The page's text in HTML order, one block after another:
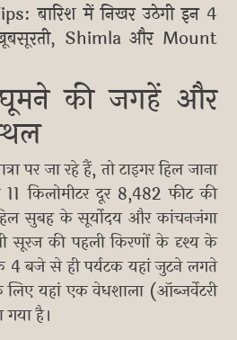
बारिश में निखर उठेगी इन 4
Shimla और Mount
घूमने की जगहें और
पर जा रहे हैं, तो टाइगर हिल जाना
किलोमीटर दूर 8,482 फीट की
सुबह के सूर्योदय और कांचनजंगा
सूरज की पहली किरणों के दृश्य के
4 बजे से ही पर्यटक यहां जुटने लगते
लिए यहां एक वेधशाला (ऑब्जर्वेटरी
गया है।